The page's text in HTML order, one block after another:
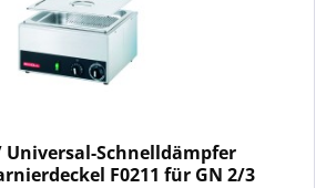
Universal-Schnelldämpfer
F0211 für GN 2/3